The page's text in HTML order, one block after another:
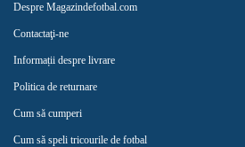
Despre Magazindefotbal.com
Contactaţi-ne
Informații despre livrare
Politica de returnare
Cum să cumperi
Cum să speli tricourile de fotbal